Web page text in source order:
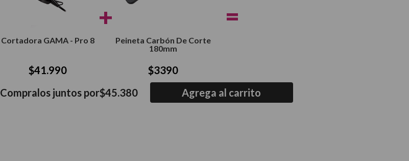
Cortadora GAMA - Pro 8
$41.990
+
Peineta Carbón De Corte
180mm
$3390
Compralos juntos por$45.380 Agrega al carrito